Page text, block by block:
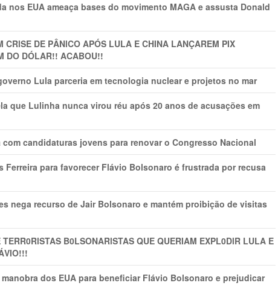
nos EUA ameaça bases do movimento MAGA e assusta Donald
CRlSE DE PÂNlCO APÓS LULA E CHINA LANÇAREM PIX
DO DÓLAR!! ACABOU!!
Lula parceria em tecnologia nuclear e projetos no mar
que Lulinha nunca virou réu após 20 anos de acusações em
com candidaturas jovens para renovar o Congresso Nacional
Ferreira para favorecer Flávio Bolsonaro é frustrada por recusa
nega recurso de Jair Bolsonaro e mantém proibição de visitas
TERR0RlSTAS B0LSONARlSTAS QUE QUERIAM EXPL0DlR LULA E
dos EUA para beneficiar Flávio Bolsonaro e prejudicar